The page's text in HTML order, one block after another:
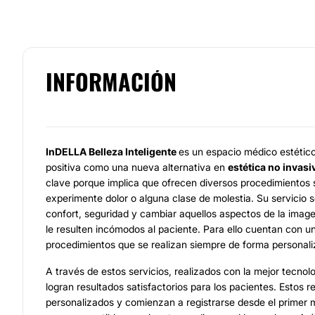
INFORMACIÓN
InDELLA Belleza Inteligentees un espacio médico
positiva como una nueva alternativa en estética no
clave porque implica que ofrecen diversos procedimientos
experimente dolor o alguna clase de molestia. Su servicio
confort, seguridad y cambiar aquellos aspectos de la
le resulten incómodos al paciente. Para ello cuentan con
procedimientos que se realizan siempre de forma
A través de estos servicios, realizados con la mejor
logran resultados satisfactorios para los pacientes. Estos
personalizados y comienzan a registrarse desde el primer